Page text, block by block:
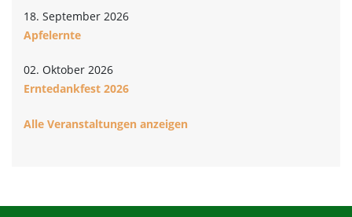
18. September 2026
Apfelernte
02. Oktober 2026
Erntedankfest 2026
Alle Veranstaltungen anzeigen